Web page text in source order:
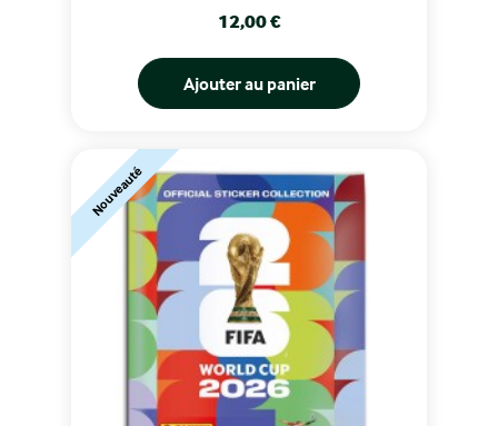
Prix
12,00 €
Ajouter au panier
Nouveauté